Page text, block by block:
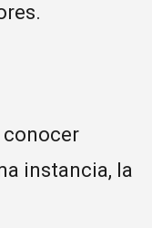
conocer
instancia, la